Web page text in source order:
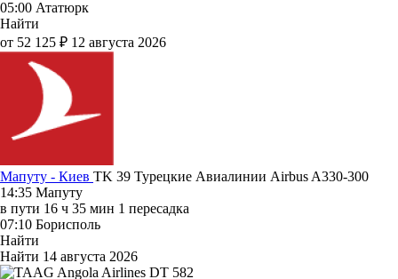
05:00 Ататюрк
Найти
от 52 125 ₽ 12 августа 2026
Мапуту - Киев TK 39 Турецкие Авиалинии Airbus A330-300
14:35 Мапуту
в пути 16 ч 35 мин 1 пересадка
07:10 Борисполь
Найти
Найти 14 августа 2026